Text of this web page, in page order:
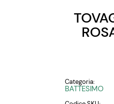
Categoria:
BATTESIMO